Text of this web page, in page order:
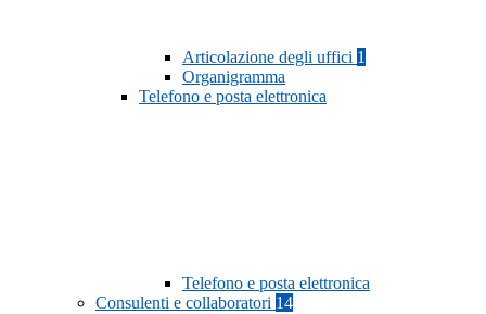
Articolazione degli uffici 1
Organigramma
Telefono e posta elettronica
Telefono e posta elettronica
Consulenti e collaboratori 14